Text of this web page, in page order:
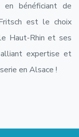
bénéficiant de
est le choix
Haut-Rhin et ses
alliant expertise et
en Alsace !